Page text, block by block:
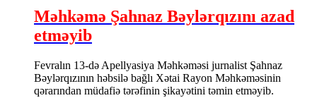
Məhkəmə Şahnaz Bəylərqızını azad
etməyib
Fevralın 13-də Apellyasiya Məhkəməsi jurnalist Şahnaz
Bəylərqızının həbsilə bağlı Xətai Rayon Məhkəməsinin
qərarından müdafiə tərəfinin şikayətini təmin etməyib.